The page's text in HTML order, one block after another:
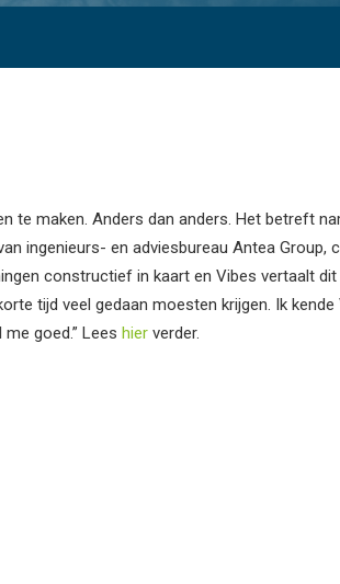
te maken. Anders dan anders. Het betreft
ingenieurs- en adviesbureau Antea Group,
constructief in kaart en Vibes vertaalt dit
tijd veel gedaan moesten krijgen. Ik kende
goed.” Lees hier verder.